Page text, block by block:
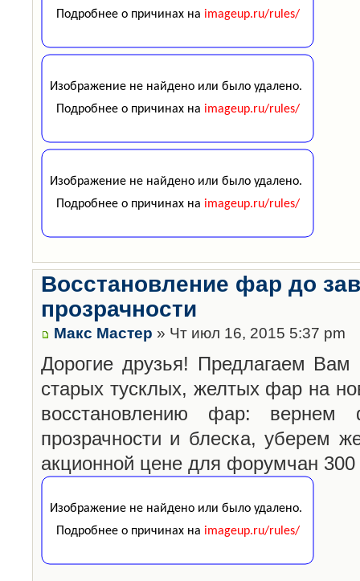
Восстановление фар до
прозрачности
Макс Мастер » Чт июл 16, 2015 5:37 pm
Дорогие друзья! Предлагаем Вам
старых тусклых, желтых фар на
восстановлению фар: вернем
прозрачности и блеска, уберем
акционной цене для форумчан 300